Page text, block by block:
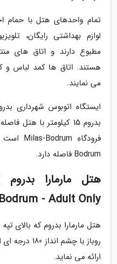
تمام واحدهای هتل با
لوازم بهداشتی رایگان،
مطبوع دارند و اتاق های
هستند. اتاق ها کمد لباس و
می نمایند.
بدروم 15 کیلومتر با هتل
Bodrum فاصله دارد.
Bodrum - Adult Only
هتل مارمارا بدروم که بالای
روباز با چشم
ارائه می نماید.